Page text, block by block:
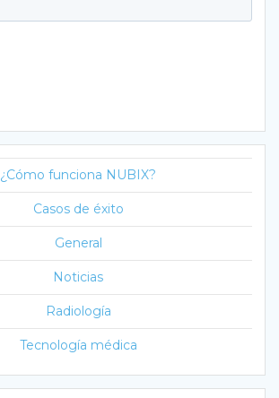
¿Cómo funciona NUBIX?
Casos de éxito
General
Noticias
Radiología
Tecnología médica